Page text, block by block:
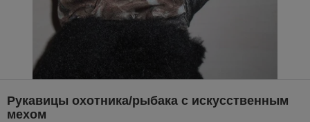
Рукавицы охотника/рыбака с искусственным
мехом